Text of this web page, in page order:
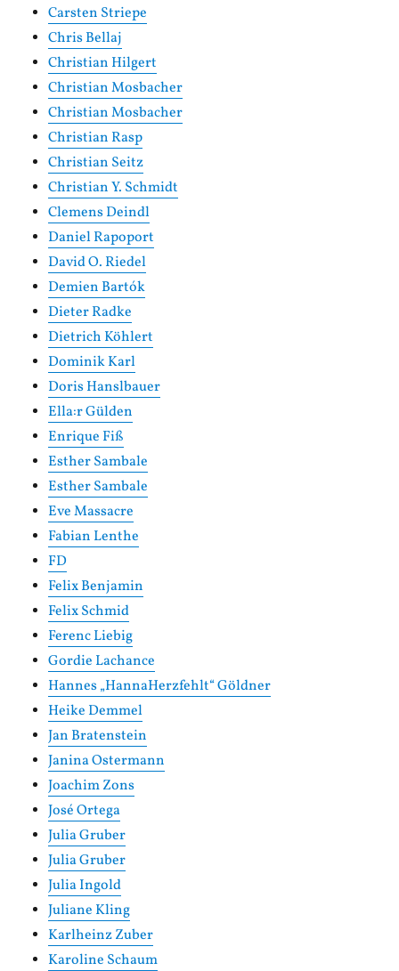
Carsten Striepe
Chris Bellaj
Christian Hilgert
Christian Mosbacher
Christian Mosbacher
Christian Rasp
Christian Seitz
Christian Y. Schmidt
Clemens Deindl
Daniel Rapoport
David O. Riedel
Demien Bartók
Dieter Radke
Dietrich Köhlert
Dominik Karl
Doris Hanslbauer
Ella:r Gülden
Enrique Fiß
Esther Sambale
Esther Sambale
Eve Massacre
Fabian Lenthe
FD
Felix Benjamin
Felix Schmid
Ferenc Liebig
Gordie Lachance
Hannes „HannaHerzfehlt“ Göldner
Heike Demmel
Jan Bratenstein
Janina Ostermann
Joachim Zons
José Ortega
Julia Gruber
Julia Gruber
Julia Ingold
Juliane Kling
Karlheinz Zuber
Karoline Schaum